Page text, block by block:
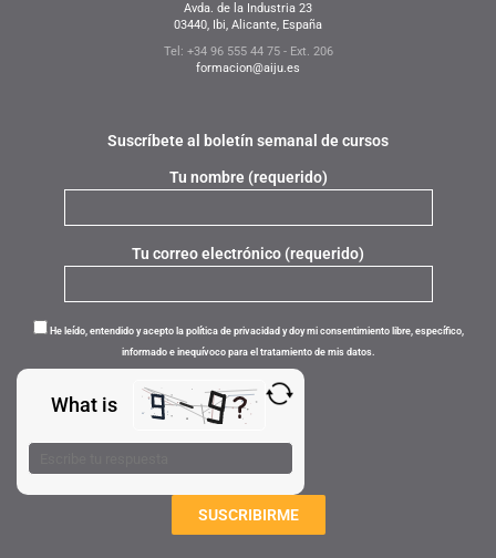
Avda. de la Industria 23
03440, Ibi, Alicante, España
Tel: +34 96 555 44 75 - Ext. 206
formacion@aiju.es
Suscríbete al boletín semanal de cursos
Tu nombre (requerido)
Tu correo electrónico (requerido)
He leído, entendido y acepto la política de privacidad y doy mi consentimiento libre, específico,
informado e inequívoco para el tratamiento de mis datos.
What is